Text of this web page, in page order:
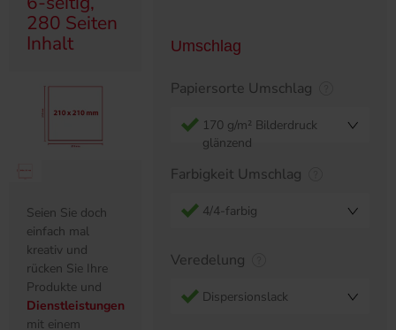
280 Seiten
Inhalt
Seien Sie doch
einfach mal
kreativ und
rücken Sie Ihre
Produkte und
Dienstleistungen
mit einem
Umschlag
Papiersorte Umschlag
170 g/m² Bilderdruck
glänzend
Farbigkeit Umschlag
4/4-farbig
Veredelung
Dispersionslack